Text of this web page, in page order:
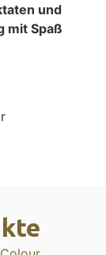
und
mit Spaß